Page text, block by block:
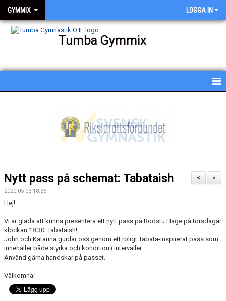
GYMMIX LOGGA IN
Tumba Gymmix
BESKRIVNING AV PASSEN
DOKUMENT
TRÄNINGSRESA
TRIVSELREGLER
KONTAKT
>
<
Nytt pass på schemat: Tabataish
2020-05-03 18:36
Hej!
Vi är glada att kunna presentera ett nytt pass på Rödstu Hage på torsdagar
klockan 18:30: Tabataish!
John och Katarina guidar oss genom ett roligt Tabata-inspirerat pass som
innehåller både styrka och kondition i intervaller.
Använd gärna handskar på passet.
Välkomna!